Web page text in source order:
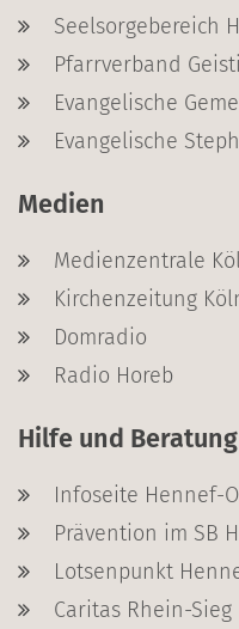
Seelsorgebereich
Pfarrverband
Evangelische
Evangelische
Medien
Medienzentrale
Kirchenzeitung
Domradio
Radio Horeb
Hilfe und Beratung
Infoseite Hennef-
Prävention im SB
Lotsenpunkt
Caritas Rhein-Sieg